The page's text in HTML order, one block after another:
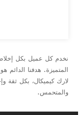
نخدم كل عميل بكل
المتميزة. هدفنا
لارك كيميكال، بكل ثقة
والمتحمس.